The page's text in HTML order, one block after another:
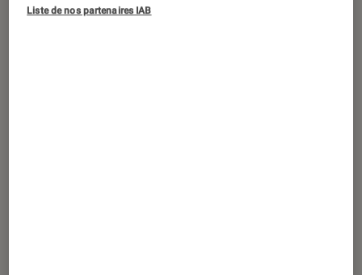
Liste de nos partenaires IAB